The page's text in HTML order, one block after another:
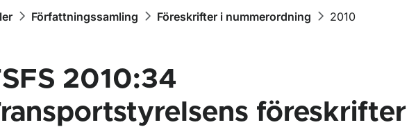
Författningssamling Föreskrifter i nummerordning 2010
2010:34
föreskrifter